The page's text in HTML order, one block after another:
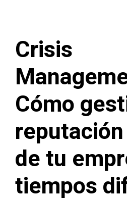
Crisis
Cómo
de tu
tiempos